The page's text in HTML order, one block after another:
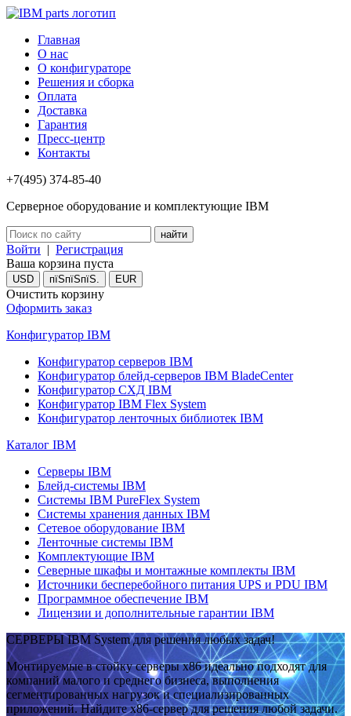
Главная
О нас
О конфигураторе
Решения и сборка
Оплата
Доставка
Гарантия
Пресс-центр
Контакты
+7(495) 374-85-40
Серверное оборудование и комплектующие IBM
Войти | Регистрация
Ваша корзина пуста
USD пїЅпїЅпїЅ. EUR
Очистить корзину
Оформить заказ
Конфигуратор IBM
Конфигуратор серверов IBM
Конфигуратор блейд-серверов IBM BladeCenter
Конфигуратор СХД IBM
Конфигуратор IBM Flex System
Конфигуратор ленточных библиотек IBM
Каталог IBM
Серверы IBM
Блейд-системы IBM
Системы IBM PureFlex System
Системы хранения данных IBM
Сетевое оборудование IBM
Ленточные системы IBM
Комплектующие IBM
Северные шкафы и монтажные комплекты IBM
Источники бесперебойного питания UPS и PDU IBM
Программное обеспечение IBM
Лицензии и дополнительные гарантии IBM
СЕРВЕРЫ IBM System для решения любых задач!
Монтируемые в стойку серверы x86 идеально подходят для
компаний малого и среднего бизнеса, выполнения
сегментированных нагрузок и специализированных
приложений. Найдите x86-сервер для решения любой задачи.